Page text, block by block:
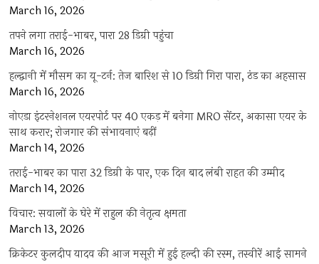
March 16, 2026
तपने लगा तराई-भाबर, पारा 28 डिग्री पहुंचा
March 16, 2026
हल्द्वानी में मौसम का यू-टर्न: तेज बारिश से 10 डिग्री गिरा पारा, ठंड का अहसास
March 16, 2026
नोएडा इंटरनेशनल एयरपोर्ट पर 40 एकड़ में बनेगा MRO सेंटर, अकासा एयर के
साथ करार; रोजगार की संभावनाएं बढ़ीं
March 14, 2026
तराई-भाबर का पारा 32 डिग्री के पार, एक दिन बाद लंबी राहत की उम्मीद
March 14, 2026
विचार: सवालों के घेरे में राहुल की नेतृत्व क्षमता
March 13, 2026
क्रिकेटर कुलदीप यादव की आज मसूरी में हुई हल्दी की रस्म, तस्वीरें आई सामने